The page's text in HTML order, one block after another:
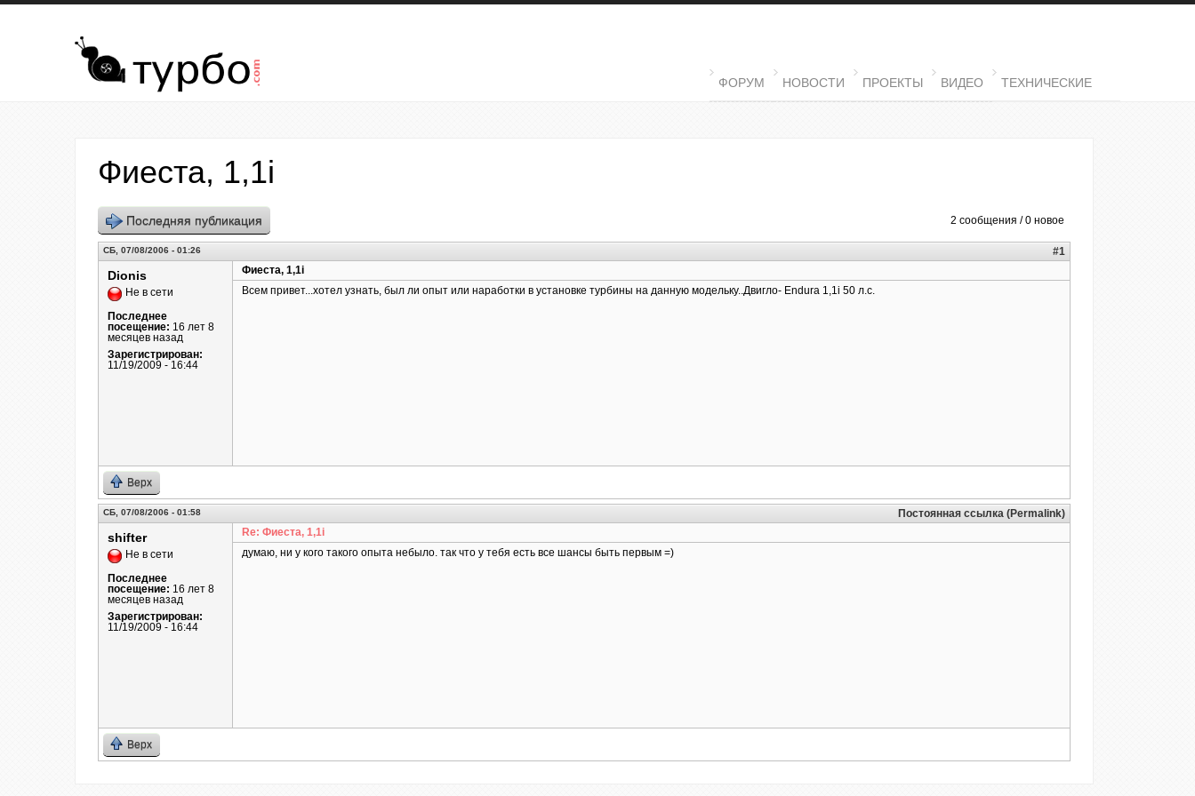
Перейти к основному содержанию
MAIN MENU
ФОРУМ НОВОСТИ ПРОЕКТЫ ВИДЕО ТЕХНИЧЕСКИЕ
Фиеста, 1,1i
2 сообщения / 0 новое
Последняя публикация
СБ, 07/08/2006 - 01:26 #1
Dionis
Не в сети
Последнее
посещение: 16 лет 8
месяцев назад
Зарегистрирован:
11/19/2009 - 16:44
Фиеста, 1,1i
Всем привет...хотел узнать, был ли опыт или наработки в установке турбины на данную модельку..Двигло- Endura 1,1i 50 л.с.
Верх
СБ, 07/08/2006 - 01:58 Постоянная ссылка (Permalink)
shifter
Не в сети
Последнее
посещение: 16 лет 8
месяцев назад
Зарегистрирован:
11/19/2009 - 16:44
Re: Фиеста, 1,1i
думаю, ни у кого такого опыта небыло. так что у тебя есть все шансы быть первым =)
Верх